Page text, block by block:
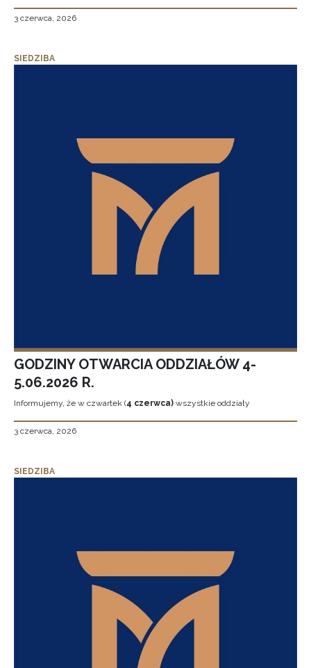
3 czerwca, 2026
SIEDZIBA
GODZINY OTWARCIA ODDZIAŁÓW 4-
5.06.2026 R.
Informujemy, że w czwartek (4 czerwca) wszystkie oddziały
3 czerwca, 2026
SIEDZIBA